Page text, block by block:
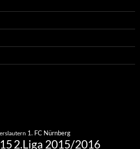
1. FC Nürnberg
2.Liga 2015/2016